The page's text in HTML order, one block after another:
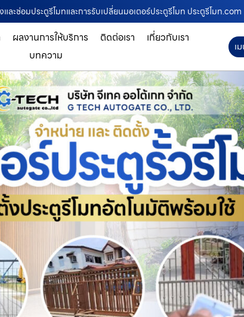
ะซ่อมประตูรีโมทและการรับเปลี่ยนมอเตอร์ประตูรีโมท ประตูรีโมท.com
ผลงานการให้บริการ ติดต่อเรา
เกี่ยวกับเรา
บทความ
เ